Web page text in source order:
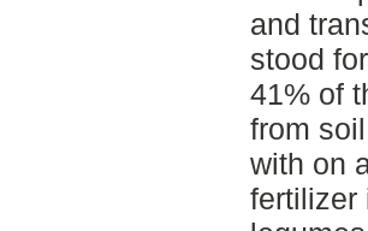
and
stood
41% of
from
with on
fertilizer